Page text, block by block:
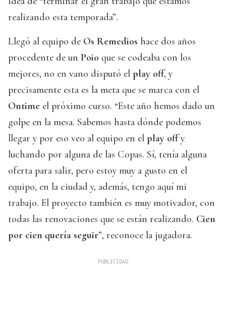
realizando esta temporada”.
Llegó al equipo de Os Remedios hace dos años
procedente de un Poio que se codeaba con los
mejores, no en vano disputó el play off, y
precisamente esta es la meta que se marca con el
Ontime el próximo curso. “Este año hemos dado un
golpe en la mesa. Sabemos hasta dónde podemos
llegar y por eso veo al equipo en el play offy
luchando por alguna de las Copas. Sí, tenía alguna
oferta para salir, pero estoy muy a gusto en el
equipo, en la ciudad y, además, tengo aquí mi
trabajo. El proyecto también es muy motivador, con
todas las renovaciones que se están realizando. Cien
por cien quería seguir”, reconoce la jugadora.